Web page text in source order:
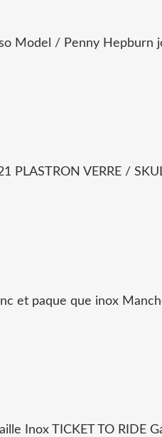
Model / Penny
PLASTRON VERRE /
et paque que inox
Inox TICKET TO